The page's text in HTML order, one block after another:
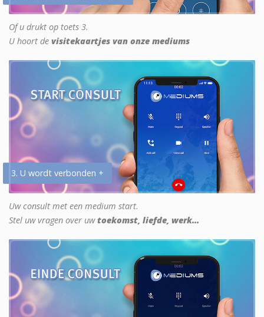
Of u drukt op toets 3.
U hoort de visitekaartjes van onze mediums
3. U wordt verbonden +
Uw consult met een medium start.
Stel uw vragen over uwtoekomst, liefde, werk...